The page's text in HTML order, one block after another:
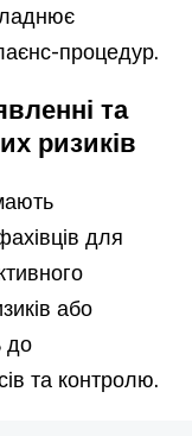
процедур.
та
ризиків
для
або
до
та контролю.